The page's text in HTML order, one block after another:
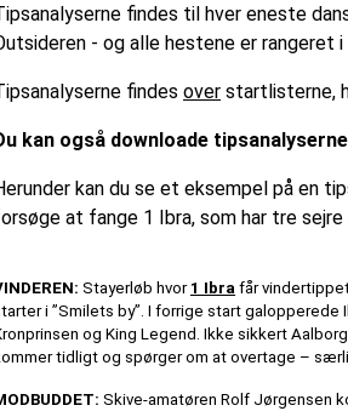
findes til hver eneste
- og alle hestene er rangeret i
findes over startlisterne,
kan også downloade
kan du se et eksempel på en
at fange 1 Ibra, som har tre
Stayerløb hvor 1 Ibra får
i ”Smilets by”. I forrige start
og King Legend. Ikke sikkert
tidligt og spørger om at overtage –
Skive-amatøren Rolf Jørgensen